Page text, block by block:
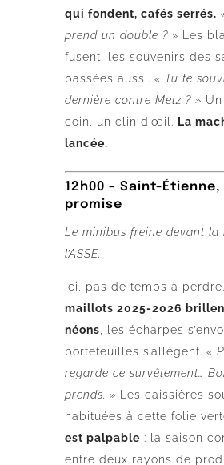
qui fondent, cafés serrés.
prend un double ? » Les
fusent, les souvenirs des
passées aussi. « Tu te
dernière contre Metz ? »
coin, un clin d’œil.
La
lancée.
12h00 – Saint-
promise
Le minibus freine devant la
l’ASSE.
Ici, pas de temps à perdre.
maillots 2025-2026
néons , les écharpes
portefeuilles s’allègent. «
regarde ce survêtement…
prends. » Les caissières
habituées à cette folie
est palpable : la saison
entre deux rayons de